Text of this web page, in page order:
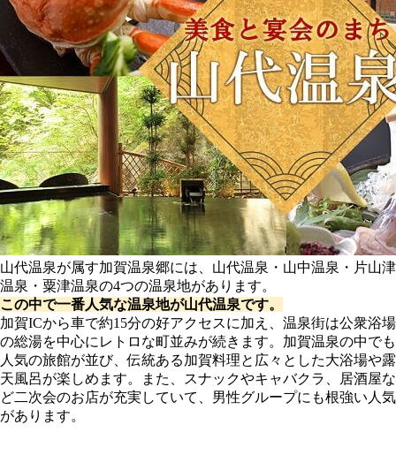
山代温泉が属す加賀温泉郷には、山代温泉・山中温泉・片山津
温泉・粟津温泉の4つの温泉地があります。
この中で一番人気な温泉地が山代温泉です。
加賀ICから車で約15分の好アクセスに加え、温泉街は公衆浴場
の総湯を中心にレトロな町並みが続きます。加賀温泉の中でも
人気の旅館が並び、伝統ある加賀料理と広々とした大浴場や露
天風呂が楽しめます。また、スナックやキャバクラ、居酒屋な
ど二次会のお店が充実していて、男性グループにも根強い人気
があります。